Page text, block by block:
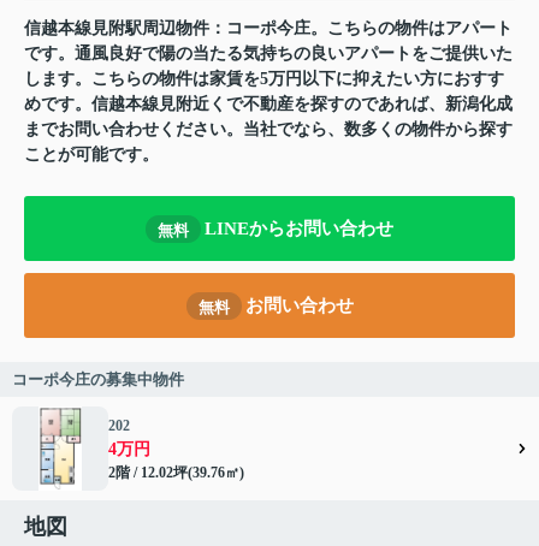
信越本線見附駅周辺物件：コーポ今庄。こちらの物件はアパート
です。通風良好で陽の当たる気持ちの良いアパートをご提供いた
します。こちらの物件は家賃を5万円以下に抑えたい方におすす
めです。信越本線見附近くで不動産を探すのであれば、新潟化成
までお問い合わせください。当社でなら、数多くの物件から探す
ことが可能です。
無料 LINEからお問い合わせ
無料 お問い合わせ
コーポ今庄の募集中物件
202
4万円
2階 / 12.02坪(39.76㎡)
地図